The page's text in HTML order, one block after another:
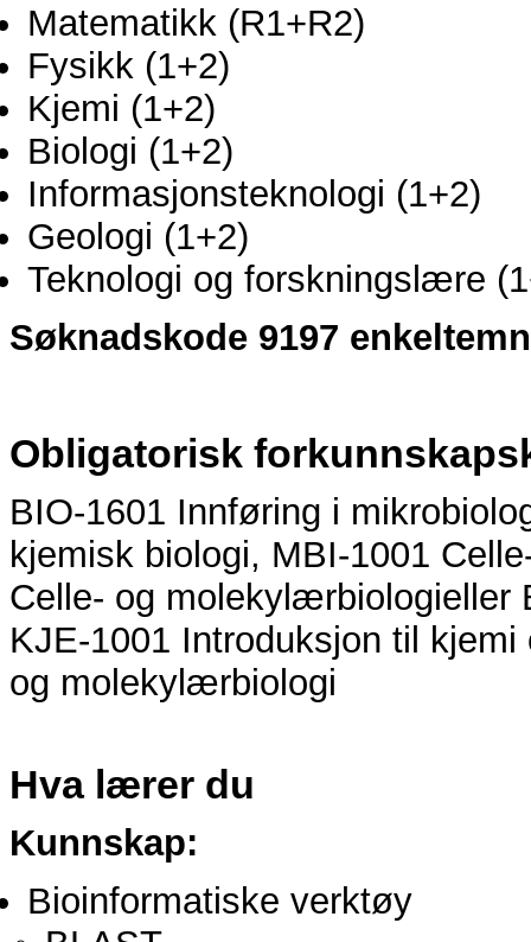
Matematikk (R1+R2)
Fysikk (1+2)
Kjemi (1+2)
Biologi (1+2)
Informasjonsteknologi (1+2)
Geologi (1+2)
Teknologi og forskningslære
Søknadskode 9197
Obligatorisk
BIO-1601 Innføring i
kjemisk biologi, MBI-1001
Celle- og molekylærbiologieller
KJE-1001 Introduksjon til
og molekylærbiologi
Hva lærer du
Kunnskap:
Bioinformatiske verktøy